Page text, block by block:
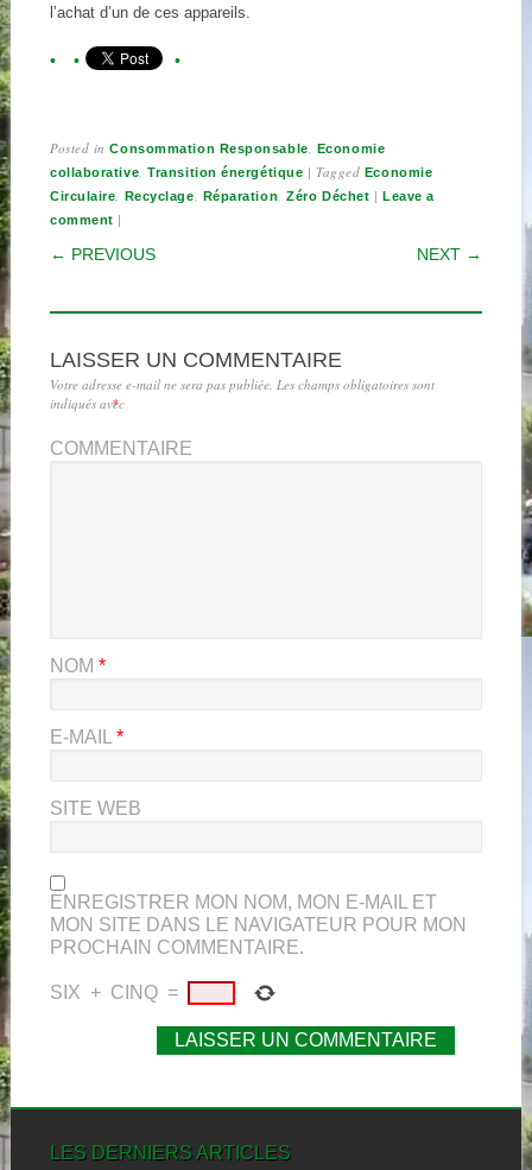
l’achat d’un de ces appareils.
Posted inConsommation Responsable
Economie
collaborative ,Transition énergétique | Tagged Economie
Circulaire
Recyclage Réparation ,Zéro Déchet | Leave a
comment |
POST NAVIGATION
← PREVIOUS NEXT →
LAISSER UN COMMENTAIRE
Votre adresse e-mail ne sera pas publiée. Les champs obligatoires sont
indiqués avec
*
COMMENTAIRE
NOM *
E-MAIL *
SITE WEB
ENREGISTRER MON NOM, MON E-MAIL ET
MON SITE DANS LE NAVIGATEUR POUR MON
PROCHAIN COMMENTAIRE.
SIX + CINQ =
LES DERNIERS ARTICLES